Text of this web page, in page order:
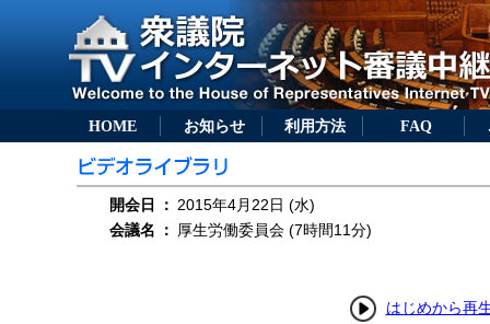
HOME お知らせ 利用方法 FAQ
開会日 ： 2015年4月22日 (水)
会議名
： 厚生労働委員会 (7時間11分)
はじめから再